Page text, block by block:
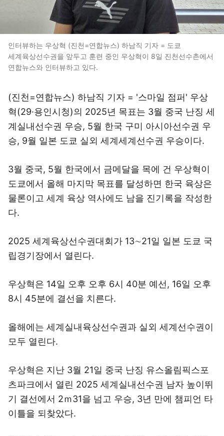
인터뷰하는 우상혁 (진천=연합뉴스) 하남직 기자 = 도쿄
세계육상선수권을 앞두고 훈련 중인 우상혁이 8일 진천선수촌에서
연합뉴스와 인터뷰하고 있다.
(진천=연합뉴스) 하남직 기자 = '스마일 점퍼' 우상
혁(29·용인시청)의 2025년 목표는 3월 중국 난징 세
계실내선수권 우승, 5월 한국 구미 아시아선수권 우
승, 9월 일본 도쿄 실외 세계세계선수권 우승이다.
3월 중국, 5월 한국에서 금메달을 목에 건 우상혁이
도쿄에서 올해 마지막 목표를 달성하면 한국 육상은
물론이고 세계 육상 역사에도 남을 진기록을 작성한
다.
2025 세계육상선수권대회가 13∼21일 일본 도쿄 국
립경기장에서 열린다.
우상혁은 14일 오후 오후 6시 40분 예선, 16일 오후
8시 45분에 결선을 치른다.
올해에는 세계실내육상선수권과 실외 세계선수권이
모두 열린다.
우상혁은 지난 3월 21일 중국 난징 유스올림픽스포
츠파크에서 열린 2025 세계실내선수권 남자 높이뛰
기 결선에서 2ｍ31을 넘고 우승, 3년 만에 챔피언 타
이틀을 되찾았다.